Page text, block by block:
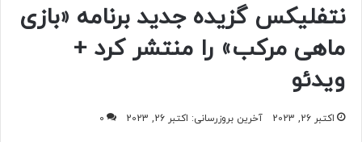
نتفلیکس گزیده جدید برنامه «بازی
ماهی مرکب»‌ را منتشر کرد +
ویدئو
اکتبر 26, 2023 آخرین بروزرسانی: اکتبر 26, 2023 0